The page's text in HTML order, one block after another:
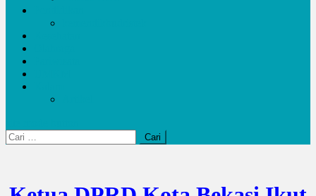
Cari
untuk: